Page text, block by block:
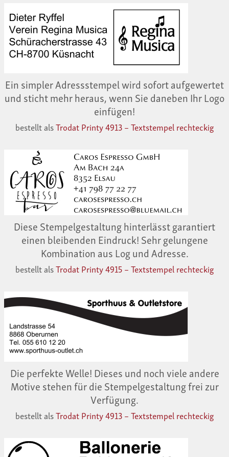
Ein simpler Adressstempel wird sofort aufgewertet
und sticht mehr heraus, wenn Sie daneben Ihr Logo
einfügen!
bestellt alsTrodat Printy 4913 – Textstempel rechteckig
Diese Stempelgestaltung hinterlässt garantiert
einen bleibenden Eindruck! Sehr gelungene
Kombination aus Log und Adresse.
bestellt alsTrodat Printy 4915 – Textstempel rechteckig
Die perfekte Welle! Dieses und noch viele andere
Motive stehen für die Stempelgestaltung frei zur
Verfügung.
bestellt alsTrodat Printy 4913 – Textstempel rechteckig